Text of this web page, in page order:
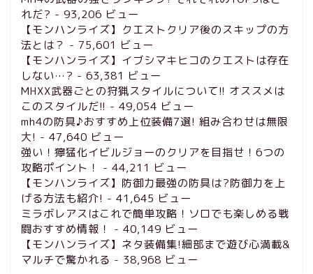
れだ? - 93,206 ビュー
【モンハンライズ】クエストクリア後のスキップの方
法とは？ - 75,601 ビュー
【モンハンライズ】イブシマキヒコのクエストは存在
しない…? - 63,381 ビュー
MHXX武器ごとの狩猟スタイルについて!! オススメは
このスタイルだ!! - 49,054 ビュー
mh4の防具♪おすすめ上位装備7選! 組み合わせは無限
大! - 47,640 ビュー
強い！獰猛化イビルジョーのクリアを目指せ！6つの
攻略ポイント！
- 44,211 ビュー
【モンハンライズ】防御力最強の防具は?防御力を上
げる方法も紹介! - 41,645 ビュー
ミラボレアスはこれで簡単攻略！ソロでも楽しめる戦
闘おすすめ情報！
- 40,149 ビュー
【モンハンライズ】ネタ装備集!細部まで遊び心満載&
マルチで驚かれる - 38,968 ビュー